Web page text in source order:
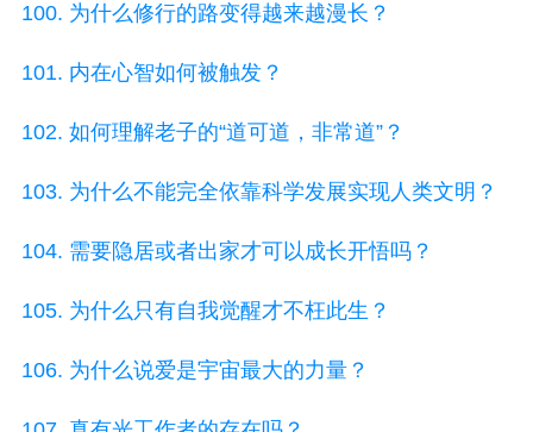
100. 为什么修行的路变得越来越漫长？
101. 内在心智如何被触发？
102. 如何理解老子的“道可道，非常道”？
103. 为什么不能完全依靠科学发展实现人类文明？
104. 需要隐居或者出家才可以成长开悟吗？
105. 为什么只有自我觉醒才不枉此生？
106. 为什么说爱是宇宙最大的力量？